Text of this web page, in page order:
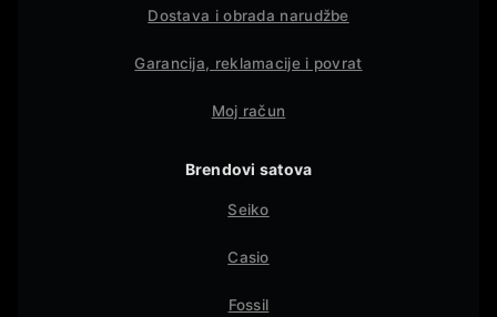
Dostava i obrada narudžbe
Garancija, reklamacije i povrat
Moj račun
Brendovi satova
Seiko
Casio
Fossil